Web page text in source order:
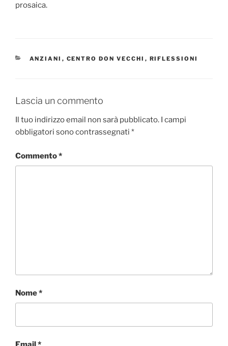
prosaica.
CATEGORIE
ANZIANI , CENTRO DON VECCHI , RIFLESSIONI
Lascia un commento
Il tuo indirizzo email non sarà pubblicato. I campi
obbligatori sono contrassegnati *
Commento*
Nome*